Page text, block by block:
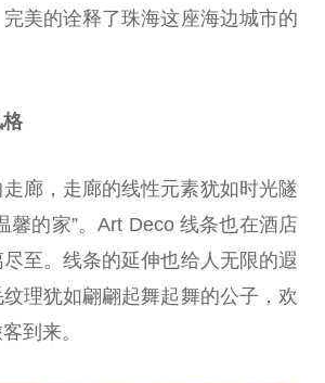
美的诠释了珠海这座海边城市的
廊，走廊的线性元素犹如时光隧
馨的家”。Art Deco 线条也在酒店
至。线条的延伸也给人无限的遐
理犹如翩翩起舞起舞的公子，欢
到来。